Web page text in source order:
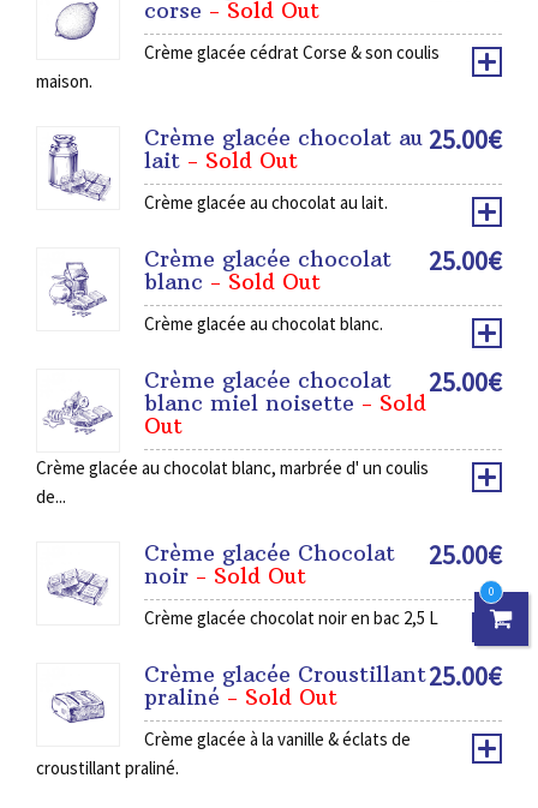
corse - Sold Out
Crème glacée cédrat Corse & son coulis
maison.
Crème glacée chocolat au
lait - Sold Out
25.00€
Crème glacée au chocolat au lait.
Crème glacée chocolat
blanc - Sold Out
25.00€
Crème glacée au chocolat blanc.
Crème glacée chocolat
blanc miel noisette - Sold
Out
25.00€
Crème glacée au chocolat blanc, marbrée d' un coulis
de...
Crème glacée Chocolat
noir - Sold Out
25.00€
Crème glacée chocolat noir en bac 2,5 L
Crème glacée Croustillant
praliné - Sold Out
25.00€
Crème glacée à la vanille & éclats de
croustillant praliné.
0